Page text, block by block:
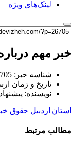
لینک‌های ویژه
خبر مهم
شناسه خبر: 26705
تاریخ و زمان ارسال: 11 اکتبر 2024
نویسنده:
استان اردبیل حقوق
مطالب مرتبط